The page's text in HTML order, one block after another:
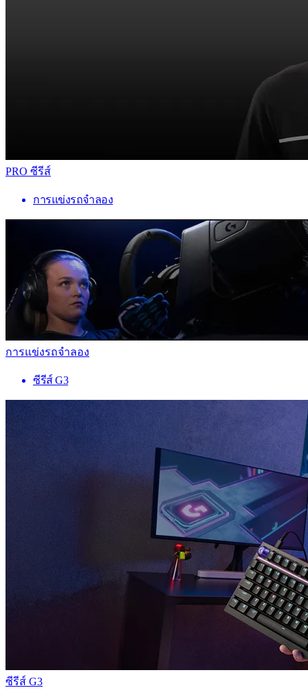
PRO ซีรีส์
การแข่งรถจำลอง
การแข่งรถจำลอง
ซีรีส์ G3
ซีรีส์ G3